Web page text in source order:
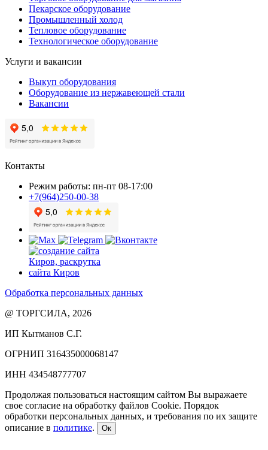
Пекарское оборудование
Промышленный холод
Тепловое оборудование
Технологическое оборудование
Услуги и вакансии
Выкуп оборудования
Оборудование из нержавеющей стали
Вакансии
Контакты
Режим работы: пн-пт 08-17:00
+7(964)250-00-38
Обработка персональных данных
@ ТОРГСИЛА, 2026
ИП Кытманов С.Г.
ОГРНИП 316435000068147
ИНН 434548777707
Продолжая пользоваться настоящим сайтом Вы выражаете
свое согласие на обработку файлов Cookie. Порядок
обработки персональных данных, и требования по их защите
описание в политике. Ок